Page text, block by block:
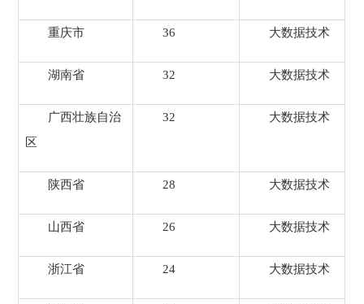
重庆市 36 大数据技术
湖南省 32 大数据技术
广西壮族自治
区
32 大数据技术
陕西省 28 大数据技术
山西省 26 大数据技术
浙江省 24 大数据技术